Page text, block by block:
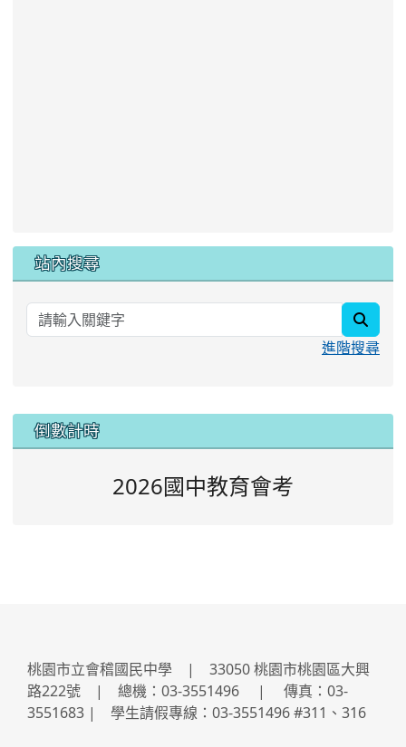
站內搜尋
進階搜尋
::: 倒數計時
2026國中教育會考
桃園市立會稽國民中學 | 33050 桃園市桃園區大興
路222號 | 總機：03-3551496 | 傳真：03-
3551683 | 學生請假專線：03-3551496 #311、316